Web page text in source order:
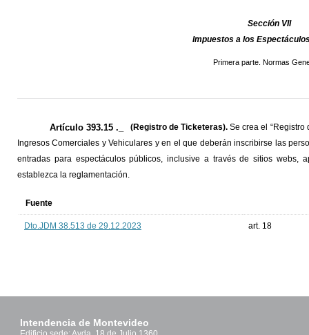
Sección VII
Impuestos a los
Primera parte. Normas
Artículo 393.15 ._ (Registro de Ticketeras).Se crea el “Registro
Ingresos Comerciales y Vehiculares y en el que deberán inscribirse las
entradas para espectáculos públicos, inclusive a través de sitios webs,
establezca la reglamentación.
Fuente
Dto.JDM 38.513 de 29.12.2023 art. 18
Intendencia de Montevideo